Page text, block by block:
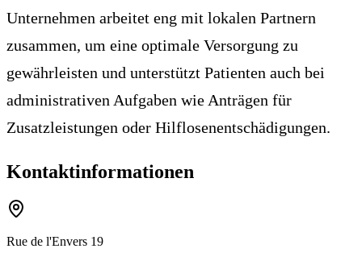
Unternehmen arbeitet eng mit lokalen Partnern
zusammen, um eine optimale Versorgung zu
gewährleisten und unterstützt Patienten auch bei
administrativen Aufgaben wie Anträgen für
Zusatzleistungen oder Hilflosenentschädigungen.
Kontaktinformationen
Rue de l'Envers 19